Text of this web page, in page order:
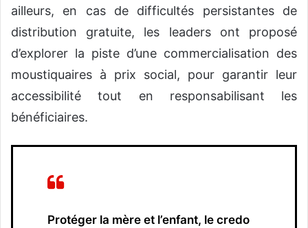
ailleurs, en cas de difficultés persistantes de
distribution gratuite, les leaders ont proposé
d’explorer la piste d’une commercialisation des
moustiquaires à prix social, pour garantir leur
accessibilité tout en responsabilisant les
bénéficiaires.
Protéger la mère et l’enfant, le credo